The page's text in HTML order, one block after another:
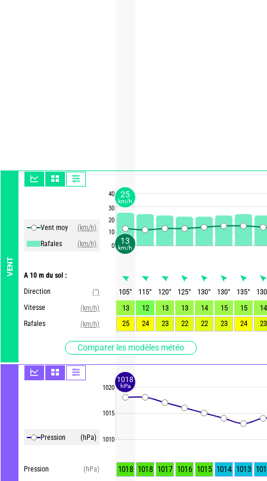
VENT
Vent moy
(km/h)
Rafales
(km/h)
A 10 m du sol :
Direction
(°)
Vitesse
(km/h)
Rafales
(km/h)
Comparer les modèles météo
Pression (hPa)
Pression (hPa)
40
30
20
10
0
1020
1015
1010
105° 115° 120° 125° 130° 130° 135°
130
13
12 13 13 14 15 15
14
25
24 23 22 22 23 24 23
1018 1018 1017 1016 1015 1014 1013
13
km/h
25
km/h
1018
hPa